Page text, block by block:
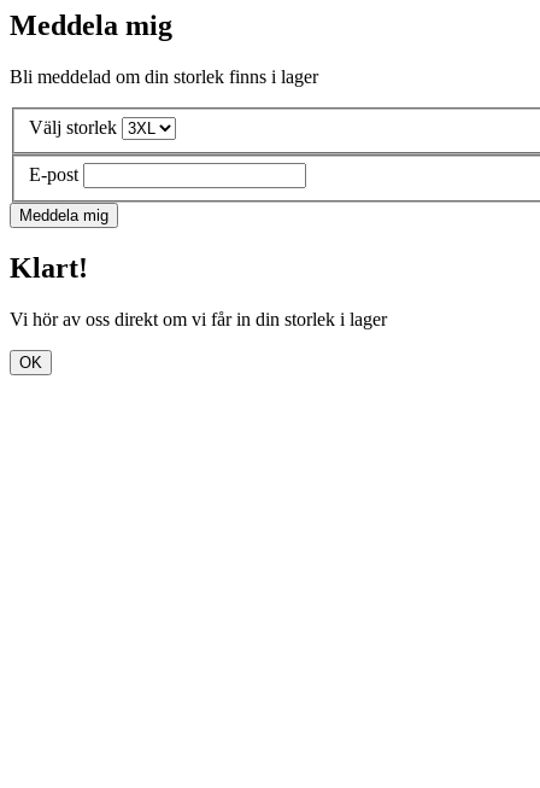
Meddela mig
Bli meddelad om din storlek finns i lager
Välj storlek
E-post
Meddela mig
Klart!
Vi hör av oss direkt om vi får in din storlek i lager
OK